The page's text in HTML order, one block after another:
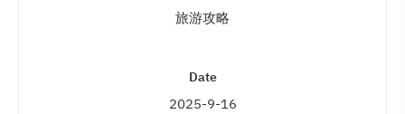
旅游攻略
Date
2025-9-16